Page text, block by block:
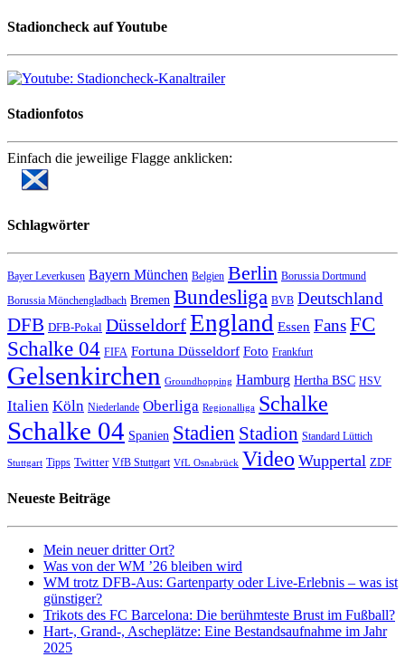
Stadioncheck auf Youtube
Stadionfotos
Einfach die jeweilige Flagge anklicken:
Schlagwörter
Bayer Leverkusen Bayern München Belgien Berlin Borussia Dortmund
Borussia Mönchengladbach Bremen Bundesliga BVB Deutschland
DFB DFB-Pokal DüsseldorfEngland Essen FansFC
Schalke 04 FIFA Fortuna Düsseldorf Foto Frankfurt
Gelsenkirchen Groundhopping Hamburg Hertha BSC HSV
Italien Köln Niederlande Oberliga Regionalliga Schalke
Schalke 04 Spanien Stadien Stadion Standard Lüttich
Stuttgart Tipps Twitter VfB Stuttgart VfL Osnabrück Video Wuppertal ZDF
Neueste Beiträge
Mein neuer dritter Ort?
Was von der WM ’26 bleiben wird
WM trotz DFB-Aus: Gartenparty oder Live-Erlebnis – was ist
günstiger?
Trikots des FC Barcelona: Die berühmteste Brust im Fußball?
Hart-, Grand-, Ascheplätze: Eine Bestandsaufnahme im Jahr
2025